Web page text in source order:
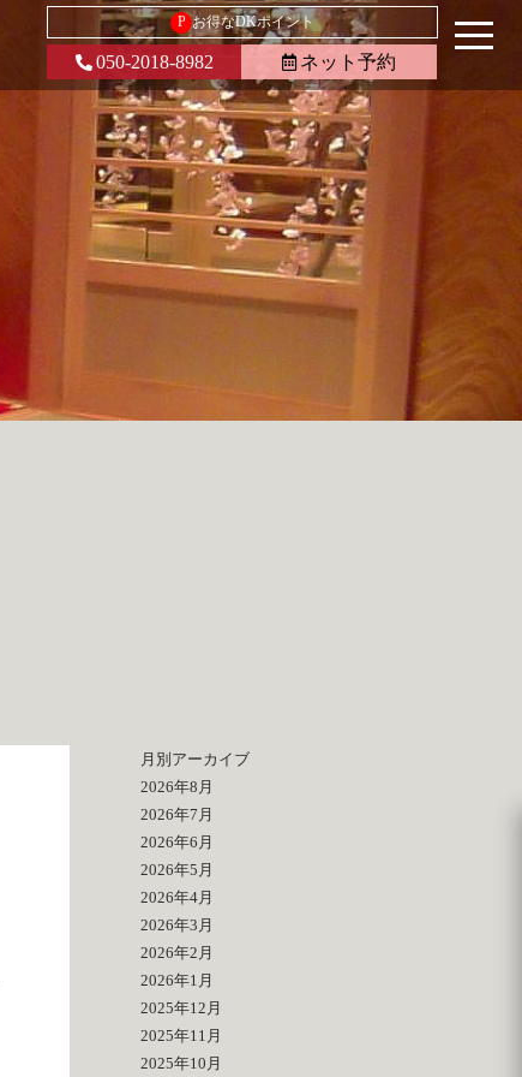
P お得なDKポイント
050-2018-8982 ネット予約
月別アーカイブ
2026年8月
2026年7月
2026年6月
2026年5月
2026年4月
2026年3月
2026年2月
2026年1月
2025年12月
2025年11月
2025年10月